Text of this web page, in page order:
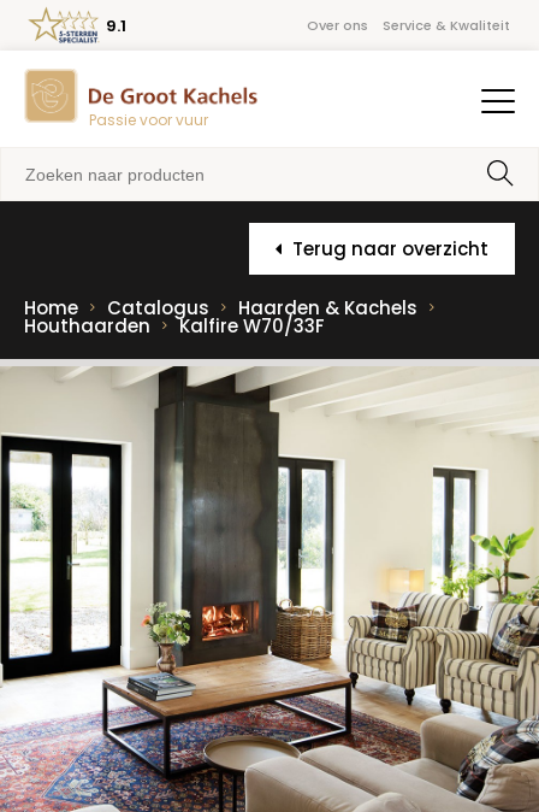
Over ons Service & Kwaliteit
Passie voor vuur
9.1
Terug naar overzicht
Home Catalogus Haarden & Kachels
Houthaarden Kalfire W70/33F